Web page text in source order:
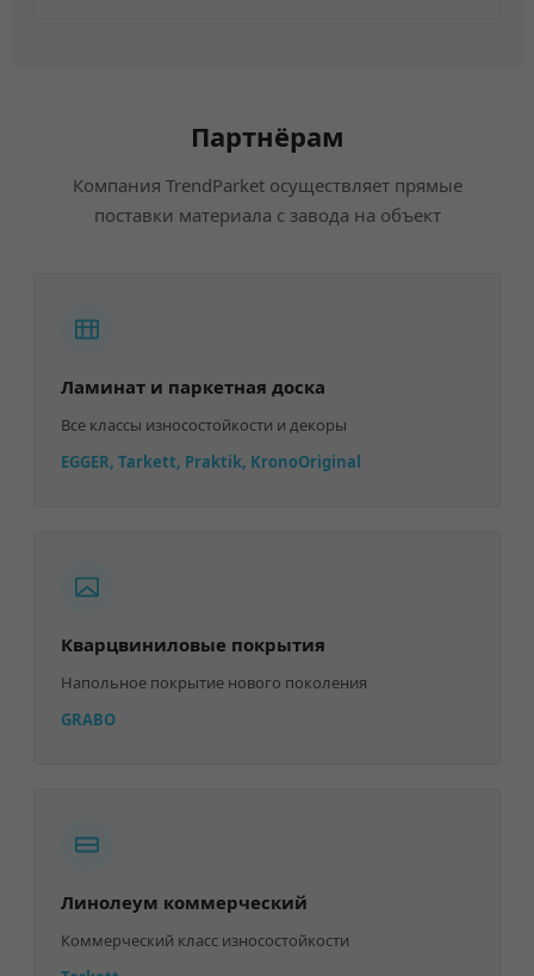
Партнёрам
Компания TrendParket осуществляет прямые
поставки материала с завода на объект
Ламинат и паркетная доска
Все классы износостойкости и декоры
EGGER, Tarkett, Praktik, KronoOriginal
Кварцвиниловые покрытия
Напольное покрытие нового поколения
GRABO
Линолеум коммерческий
Коммерческий класс износостойкости